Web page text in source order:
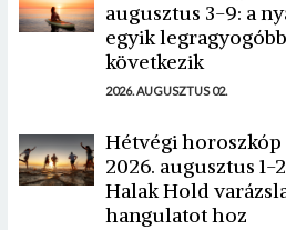
augusztus 3-9: a
egyik
következik
2026. AUGUSZTUS 02.
Hétvégi horoszkóp
2026. augusztus 1-
Halak Hold
hangulatot hoz